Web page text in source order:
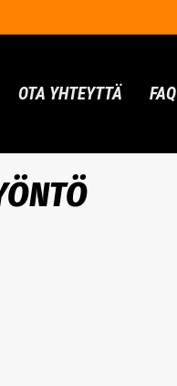
OTA YHTEYTTÄ FAQ